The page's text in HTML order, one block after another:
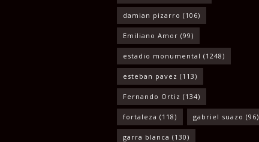
damian pizarro (106)
Emiliano Amor (99)
estadio monumental (1248)
esteban pavez (113)
Fernando Ortiz (134)
fortaleza (118) gabriel suazo (96)
garra blanca (130)